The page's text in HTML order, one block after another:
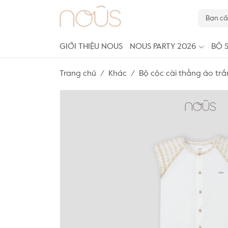
GIỚI THIỆU NOUS NOUS PARTY 2026 BỘ
Trang chủ Khác Bộ cộc cài thẳng áo